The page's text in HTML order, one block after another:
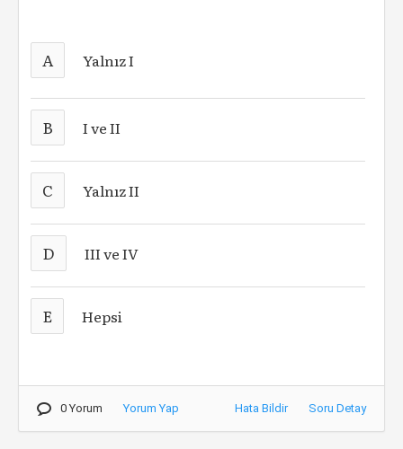
A Yalnız I
B I ve II
C Yalnız II
D III ve IV
E Hepsi
0 Yorum Yorum Yap Hata Bildir Soru Detay